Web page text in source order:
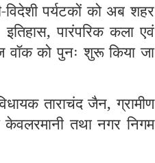
पर्यटकों को अब शहर
पारंपरिक कला एवं
वॉक को पुनः शुरू किया जा
ताराचंद जैन, ग्रामीण
तथा नगर निगम